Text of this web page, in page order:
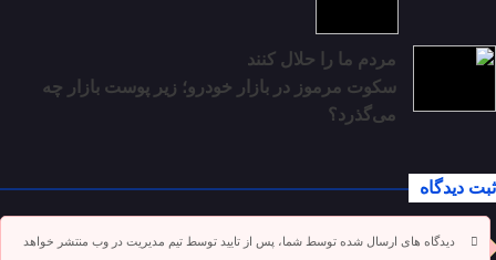
مردم ما را حلال کنند
سکوت مرموز در بازار خودرو؛ زیر پوست بازار چه
می‌گذرد؟
ثبت دیدگاه
دیدگاه های ارسال شده توسط شما، پس از تایید توسط تیم مدیریت در وب منتشر خواهد